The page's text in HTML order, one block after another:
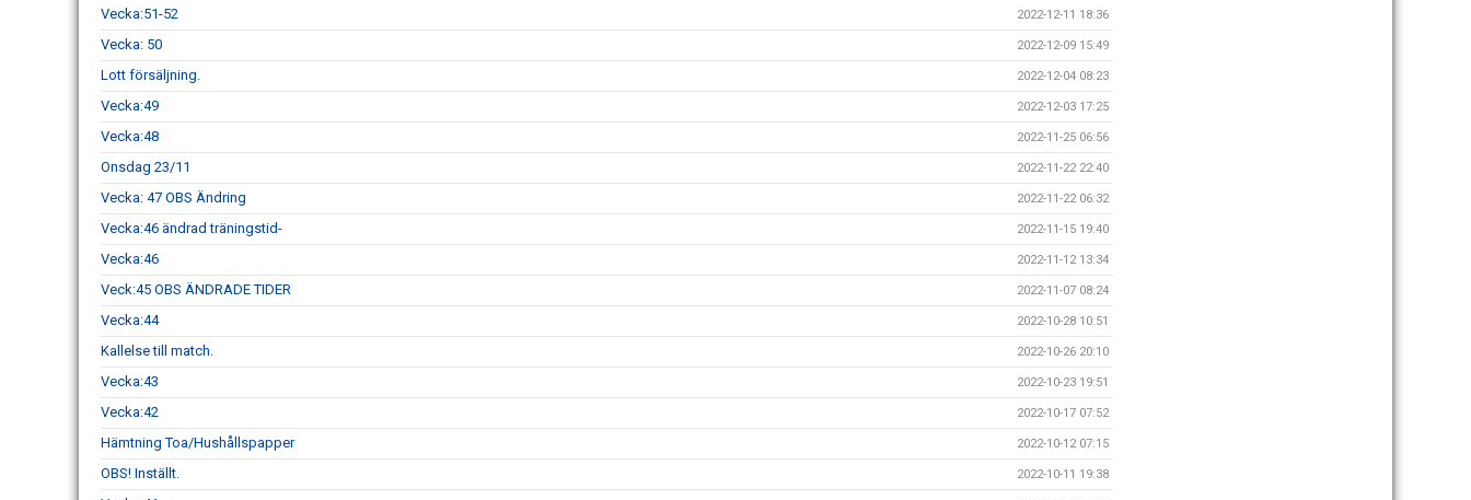
Vecka:51-52 2022-12-11 18:36
Vecka: 50 2022-12-09 15:49
Lott försäljning. 2022-12-04 08:23
Vecka:49 2022-12-03 17:25
Vecka:48 2022-11-25 06:56
Onsdag 23/11 2022-11-22 22:40
Vecka: 47 OBS Ändring 2022-11-22 06:32
Vecka:46 ändrad träningstid- 2022-11-15 19:40
Vecka:46 2022-11-12 13:34
Veck:45 OBS ÄNDRADE TIDER 2022-11-07 08:24
Vecka:44 2022-10-28 10:51
Kallelse till match. 2022-10-26 20:10
Vecka:43 2022-10-23 19:51
Vecka:42 2022-10-17 07:52
Hämtning Toa/Hushållspapper 2022-10-12 07:15
OBS! Inställt. 2022-10-11 19:38